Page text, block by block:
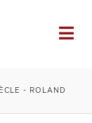
- ROLAND